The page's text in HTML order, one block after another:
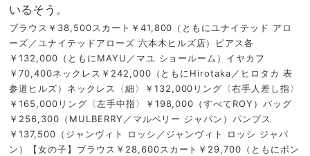
いるそう。
ブラウス￥38,500スカート￥41,800（ともにユナイテッド アロ
ーズ／ユナイテッドアローズ 六本木ヒルズ店）ピアス各
￥132,000（ともにMAYU／マユ ショールーム）イヤカフ
￥70,400ネックレス￥242,000（ともにHirotaka／ヒロタカ 表
参道ヒルズ）ネックレス〈細〉￥132,000リング〈右手人差し指〉
￥165,000リング〈左手中指〉￥198,000（すべてROY）バッグ
￥256,300（MULBERRY／マルベリー ジャパン）パンプス
￥137,500（ジャンヴィト ロッシ／ジャンヴィト ロッシ ジャパ
ン）【女の子】ブラウス￥28,600スカート￥29,700（ともにボン